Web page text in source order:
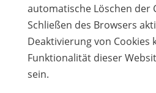
automatische Löschen der
Schließen des Browsers
Deaktivierung von Cookies
Funktionalität dieser
sein.